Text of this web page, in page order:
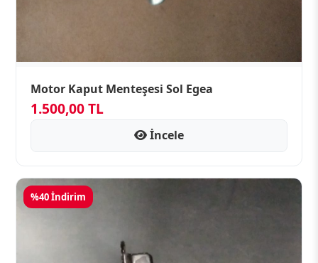
Motor Kaput Menteşesi Sol Egea
1.500,00 TL
İncele
%40 İndirim